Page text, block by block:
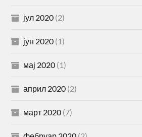
јул 2020 (2)
јун 2020 (1)
мај 2020 (1)
април 2020 (2)
март 2020 (7)